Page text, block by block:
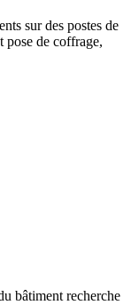
sur des postes de
pose de coffrage,
bâtiment recherche